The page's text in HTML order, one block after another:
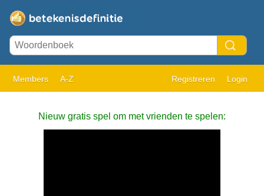
Members A-Z Registreren Login
Nieuw gratis spel om met vrienden te spelen: